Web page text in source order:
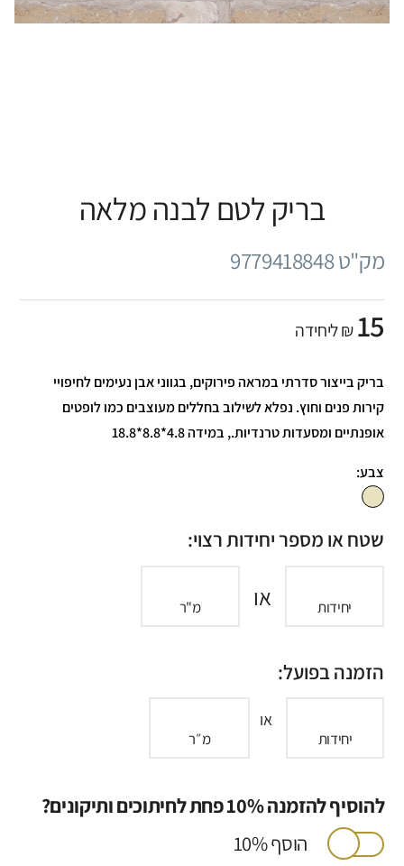
בריק לטם לבנה מלאה
מק"ט 9779418848
15₪ ליחידה
בריק בייצור סדרתי במראה פירוקים, בגווני אבן נעימים לחיפויי
קירות פנים וחוץ. נפלא לשילוב בחללים מעוצבים כמו לופטים
אופנתיים ומסעדות טרנדיות., במידה 4.8*8.8*18.8
צבע:
שטח או מספר יחידות רצוי:
יחידות או מ"ר
הזמנה בפועל:
יחידות
או
מ״ר
להוסיף להזמנה 10% פחת לחיתוכים ותיקונים?
הוסף 10%